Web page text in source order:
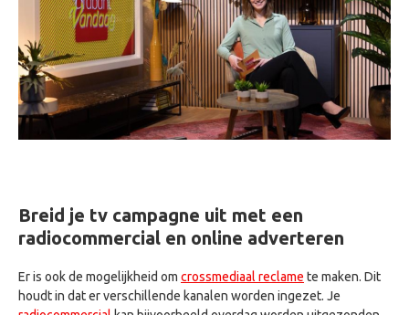
Breid je tv campagne uit met een
radiocommercial en online adverteren
Er is ook de mogelijkheid om crossmediaal reclame te maken. Dit
houdt in dat er verschillende kanalen worden ingezet. Je